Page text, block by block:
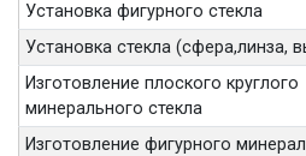
Установка фигурного стекла
Установка стекла (сфера,линза,
Изготовление плоского круглого
минерального стекла
Изготовление фигурного